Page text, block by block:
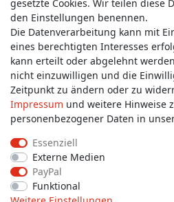
Wünschen Sie einen
Schreiben Sie uns:
Impressum
gesetzte Cookies. Wir teilen diese
den Einstellungen benennen.
Die Datenverarbeitung kann mit
eines berechtigten Interesses
kann erteilt oder abgelehnt
nicht einzuwilligen und die
Zeitpunkt zu ändern oder zu
Impressum und weitere Hinweise
personenbezogener Daten in
Essenziell
Externe Medien
PayPal
Funktional